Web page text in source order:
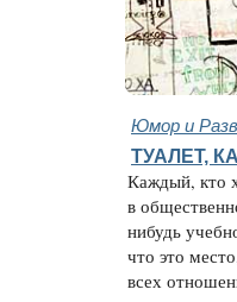
Юмор и
ТУАЛЕТ,
Каждый, кто
в
нибудь
что это
всех